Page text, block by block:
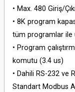
• Max. 480 Giriş/
• 8K program
tüm programlar ile
• Program
komutu (3.4 us)
• Dahili RS-232 ve
Standart Modbus